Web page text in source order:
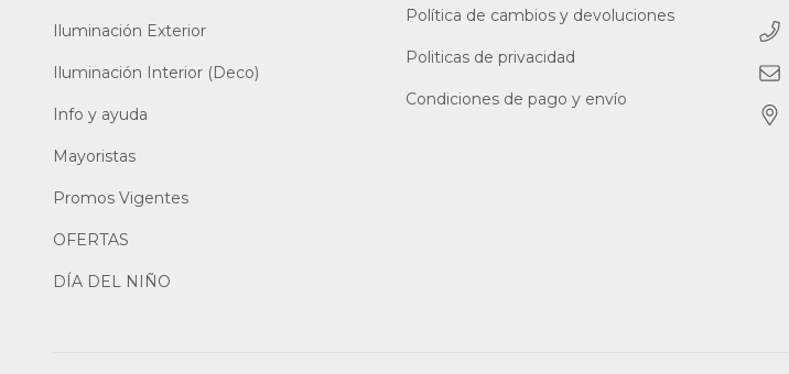
Iluminación Exterior
Iluminación Interior (Deco)
Info y ayuda
Mayoristas
Promos Vigentes
OFERTAS
DÍA DEL NIÑO
Política de cambios y devoluciones
Politicas de privacidad
Condiciones de pago y envío